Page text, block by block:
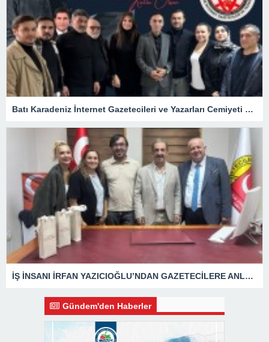
Batı Karadeniz İnternet Gazetecileri ve Yazarları Cemiyeti 24 Temmuz Basın Bayramını kutladı.
İŞ İNSANI İRFAN YAZICIOĞLU’NDAN GAZETECİLERE ANLAMLI ZİYARET
Gündem'den Haberler